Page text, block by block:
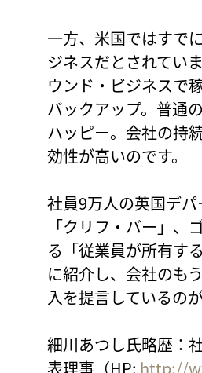
一方、米国ではすで
ジネスだとされてい
ウンド・ビジネスで
バックアップ。普通
ハッピー。会社の持
効性が高いのです。
社員9万人の英国デ
「クリフ・バー」
る「従業員が所有す
に紹介し、会社のも
入を提言しているの
細川あつし氏略歴：
表理事（HP: http://